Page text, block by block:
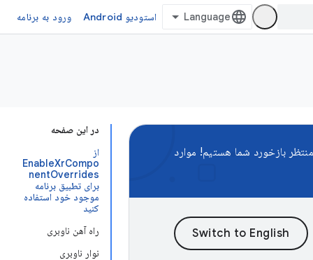
استودیو Android ورود به برنامه
در این صفحه
از
EnableXrCompo
nentOverrides
برای تطبیق برنامه
موجود خود استفاده
کنید
راه آهن ناوبری
نوار ناوبری
بازخورد شما هستیم! موارد